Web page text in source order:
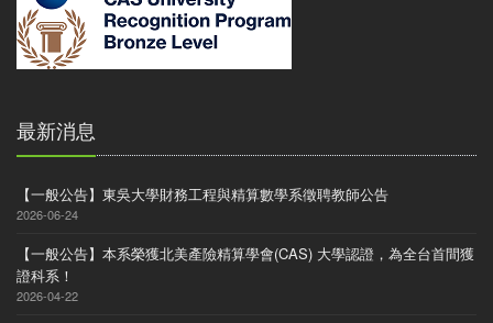
最新消息
【一般公告】東吳大學財務工程與精算數學系徵聘教師公告
2026-06-24
【一般公告】本系榮獲北美產險精算學會(CAS) 大學認證，為全台首間獲
證科系！
2026-04-22